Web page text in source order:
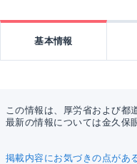
基本情報
この情報は、厚労省および都
最新の情報については金久保
掲載内容にお気づきの点があ